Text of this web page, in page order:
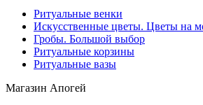
Ритуальные венки
Искусственные цветы. Цветы на
Гробы. Большой выбор
Ритуальные корзины
Ритуальные вазы
Магазин Апогей